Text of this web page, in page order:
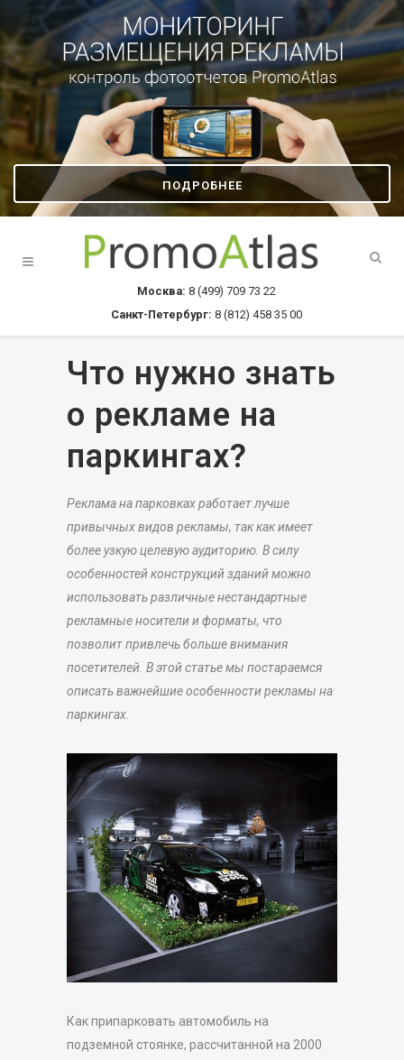
ПОДРОБНЕЕ
Москва: 8 (499) 709 73 22
Санкт-Петербург: 8 (812) 458 35 00
Что нужно знать
о рекламе на
паркингах?
Реклама на парковках работает лучше
привычных видов рекламы, так как имеет
более узкую целевую аудиторию. В силу
особенностей конструкций зданий можно
использовать различные нестандартные
рекламные носители и форматы, что
позволит привлечь больше внимания
посетителей. В этой статье мы постараемся
описать важнейшие особенности рекламы на
паркингах.
Как припарковать автомобиль на
подземной стоянке, рассчитанной на 2000